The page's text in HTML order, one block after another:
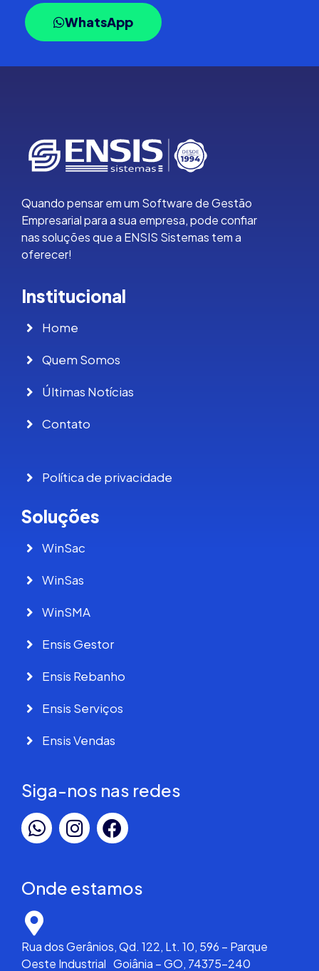
WhatsApp
Quando pensar em um Software de Gestão
Empresarial para a sua empresa, pode confiar
nas soluções que a ENSIS Sistemas tem a
oferecer!
Institucional
Home
Quem Somos
Últimas Notícias
Contato
Política de privacidade
Soluções
WinSac
WinSas
WinSMA
Ensis Gestor
Ensis Rebanho
Ensis Serviços
Ensis Vendas
Siga-nos nas redes
Onde estamos
Rua dos Gerânios, Qd. 122, Lt. 10, 596 – Parque
Oeste Industrial Goiânia – GO, 74375-240